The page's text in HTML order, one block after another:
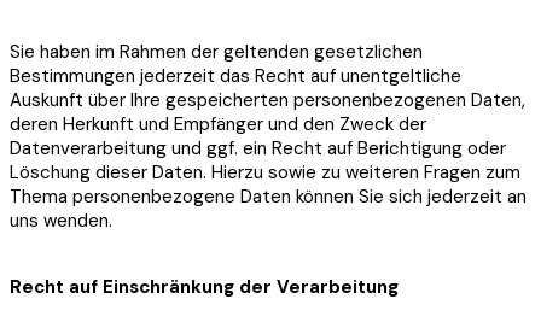
Sie haben im Rahmen der geltenden gesetzlichen
Bestimmungen jederzeit das Recht auf unentgeltliche
Auskunft über Ihre gespeicherten personenbezogenen Daten,
deren Herkunft und Empfänger und den Zweck der
Datenverarbeitung und ggf. ein Recht auf Berichtigung oder
Löschung dieser Daten. Hierzu sowie zu weiteren Fragen zum
Thema personenbezogene Daten können Sie sich jederzeit an
uns wenden.
Recht auf Einschränkung der Verarbeitung